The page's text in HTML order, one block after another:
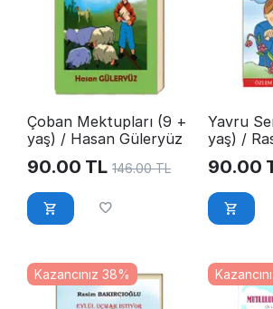
Çoban Mektupları (9 +
yaş) / Hasan Güleryüz
90.00 TL 146.00 TL
Yavru
yaş) / Rasim
90.00
Kazancınız 38%